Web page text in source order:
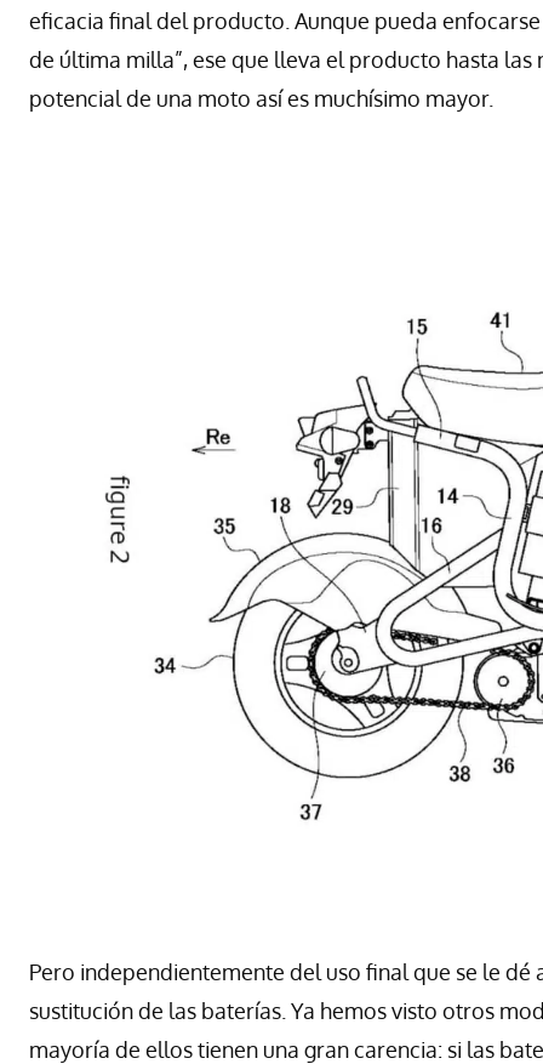
eficacia final del producto. Aunque pueda
de última milla”, ese que lleva el producto hasta
potencial de una moto así es muchísimo mayor.
Pero independientemente del uso final que se le
sustitución de las baterías. Ya hemos visto otros
mayoría de ellos tienen una gran carencia: si las